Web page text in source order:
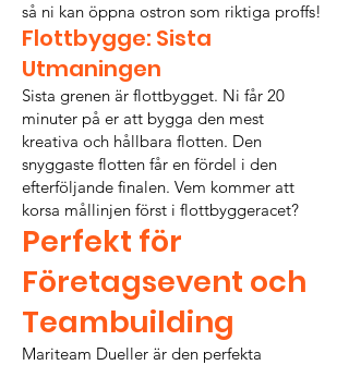
så ni kan öppna ostron som riktiga proffs!
Flottbygge: Sista
Utmaningen
Sista grenen är flottbygget. Ni får 20
minuter på er att bygga den mest
kreativa och hållbara flotten. Den
snyggaste flotten får en fördel i den
efterföljande finalen. Vem kommer att
korsa mållinjen först i flottbyggeracet?
Perfekt för
Företagsevent och
Teambuilding
Mariteam Dueller är den perfekta